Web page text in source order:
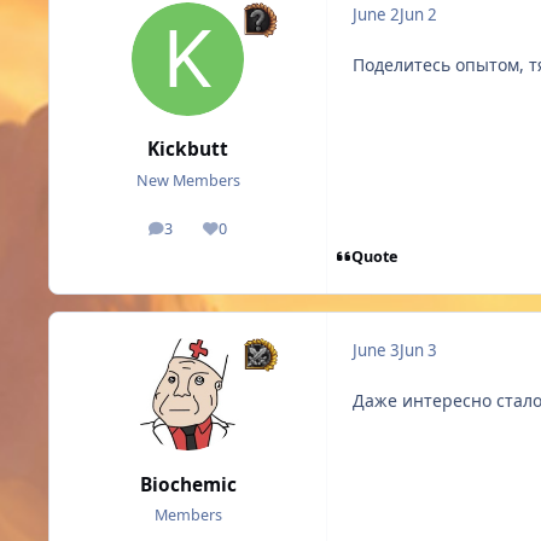
Kickbutt
New Members
3
posts 0
Reputation
June 2Jun 2
Поделитесь опытом,
Quote
Biochemic
Members
June 3Jun 3
Даже интересно